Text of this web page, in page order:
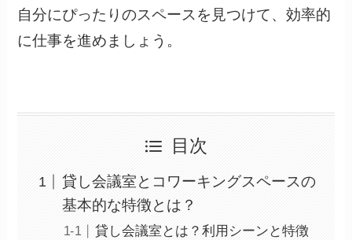
自分にぴったりのスペースを見つけて、効率的
に仕事を進めましょう。
目次
貸し会議室とコワーキングスペースの
基本的な特徴とは？
貸し会議室とは？利用シーンと特徴